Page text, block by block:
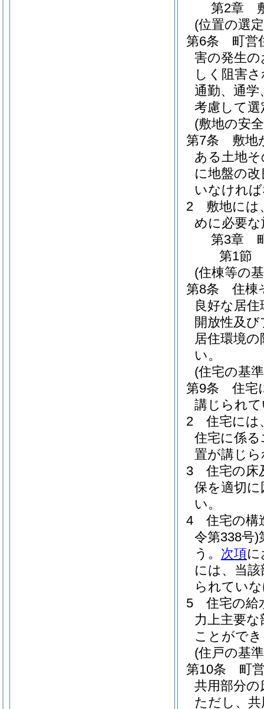
第2章
(位置の選
第6条
町営
害の発生
しく阻害
通勤、通学
考慮して
(敷地の安
第7条
敷地
ある土地
に地盤の
いなけれ
2
敷地には
めに必要
第3章
第1節
(住棟等の
第8条
住棟
良好な居
開放性及
居住環境
い。
(住宅の基
第9条
住宅
講じられ
2
住宅には
住宅に係
置が講じ
3
住宅の床
保を適切
い。
4
住宅の構
令第338号)
う。 次項に
には、当
られてい
5
住宅の給
力上主要
ことがで
(住戸の基
第10条
町
共用部分の
ただし、